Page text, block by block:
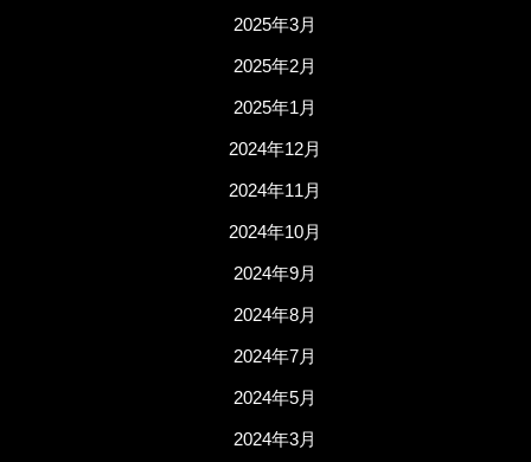
2025年3月
2025年2月
2025年1月
2024年12月
2024年11月
2024年10月
2024年9月
2024年8月
2024年7月
2024年5月
2024年3月